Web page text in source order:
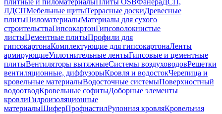
плитные и пиломатериалыПлиты OSBФанераДСП,
ЛДСПМебельные щитыТеррасные доскиДревесные
плитыПиломатериалыМатериалы для сухого
строительстваГипсокартонГипсоволокнистые
листыЦементные плитыПрофили для
гипсокартонаКомплектующие для гипсокартонаЛенты
армирующиеУплотнительные лентыГипсовые и цементные
плитыВентиляторы вытяжныеСистемы воздуховодовРешетки
вентиляционные, диффузорыКровля и водостокЧерепица и
кровельные материалыВодосточные системыПоверхностный
водоотводКровельные софитыДоборные элементы
кровлиГидроизоляционные
материалыШиферПрофнастилРулонная кровляКровельная